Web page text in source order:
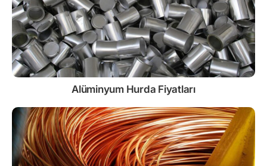
Alüminyum Hurda Fiyatları